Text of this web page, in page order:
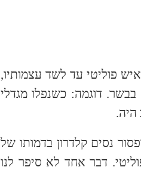
ומהפכן, איש פוליטי עד לשד עצמותיו,
בבשר. דוגמה: כשנפלו מגדלי
היה.
נסים קלדרון בדמותו של
דבר אחד לא סיפר לנו